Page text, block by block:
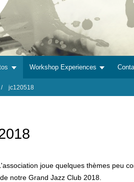
Workshop Experiences
jc120518
joue quelques thèmes peu
notre Grand Jazz Club 2018.